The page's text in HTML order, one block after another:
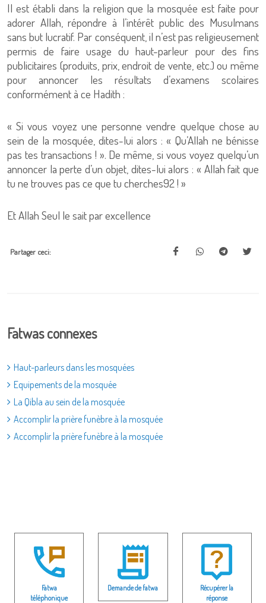
Il est établi dans la religion que la mosquée est faite pour
adorer Allah, répondre à l’intérêt public des Musulmans
sans but lucratif. Par conséquent, il n’est pas religieusement
permis de faire usage du haut-parleur pour des fins
publicitaires (produits, prix, endroit de vente, etc.) ou même
pour annoncer les résultats d’examens scolaires
conformément à ce Hadith :
« Si vous voyez une personne vendre quelque chose au
sein de la mosquée, dites-lui alors : « Qu’Allah ne bénisse
pas tes transactions ! ». De même, si vous voyez quelqu’un
annoncer la perte d’un objet, dites-lui alors : « Allah fait que
tu ne trouves pas ce que tu cherches92 ! »
Et Allah Seul le sait par excellence
Partager ceci:
Fatwas connexes
Haut-parleurs dans les mosquées
Equipements de la mosquée
La Qibla au sein de la mosquée
Accomplir la prière funèbre à la mosquée
Accomplir la prière funèbre à la mosquée
Fatwa
téléphonique
Demande de fatwa
Récupérer la
réponse